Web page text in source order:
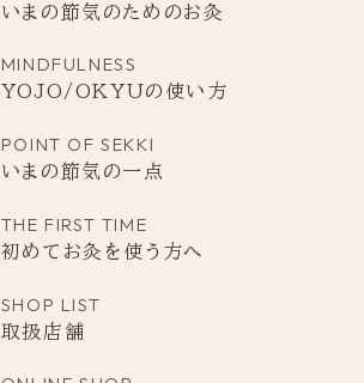
いまの節気のためのお灸
MINDFULNESS
YOJO/OKYUの使い方
POINT OF SEKKI
いまの節気の一点
THE FIRST TIME
初めてお灸を使う方へ
SHOP LIST
取扱店舗